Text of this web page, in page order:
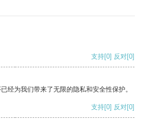
支持[0] 反对[0]
经为我们带来了无限的隐私和安全性保护。
支持[0] 反对[0]